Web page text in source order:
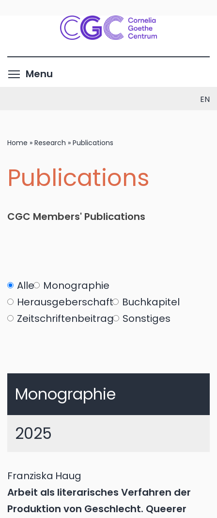
main
contentMenu
EN
Home » Research » Publications
Publications
CGC Members' Publications
Alle
Monographie
Herausgeberschaft
Buchkapitel
Zeitschriftenbeitrag
Sonstiges
Monographie
2025
Franziska Haug
Arbeit als literarisches Verfahren der
Produktion von Geschlecht. Queerer